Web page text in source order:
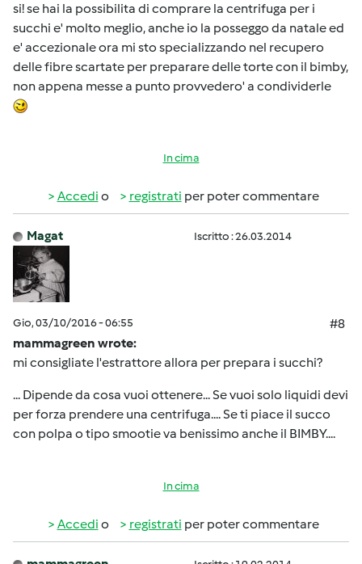
si! se hai la possibilita di comprare la centrifuga per i
succhi e' molto meglio, anche io la posseggo da natale ed
e' accezionale ora mi sto specializzando nel recupero
delle fibre scartate per preparare delle torte con il bimby,
non appena messe a punto provvedero' a condividerle
In cima
Accedi o registrati per poter commentare
Magat Iscritto : 26.03.2014
Gio, 03/10/2016 - 06:55
#8
mammagreen wrote:
mi consigliate l'estrattore allora per prepara i succhi?
... Dipende da cosa vuoi ottenere... Se vuoi solo liquidi devi
per forza prendere una centrifuga.... Se ti piace il succo
con polpa o tipo smootie va benissimo anche il BIMBY....
In cima
Accedi o registrati per poter commentare